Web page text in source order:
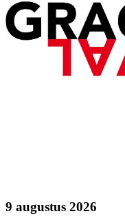
9 augustus 2026